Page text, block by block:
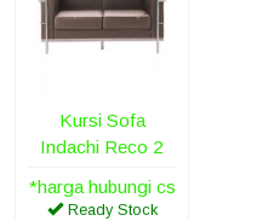
Kursi Sofa
Indachi Reco 2
*harga hubungi cs
Ready Stock